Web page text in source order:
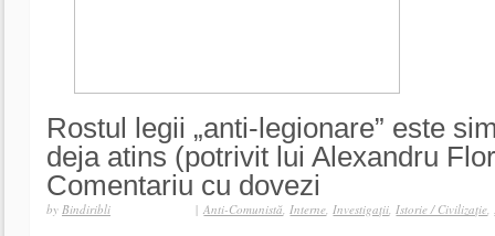
Rostul legii „anti-legionare” este
deja atins (potrivit lui Alexandru
Comentariu cu dovezi
by Bindiribli | Anti-Comunistă,Interne,Investigaţii,Istorie / Civilizaţie,